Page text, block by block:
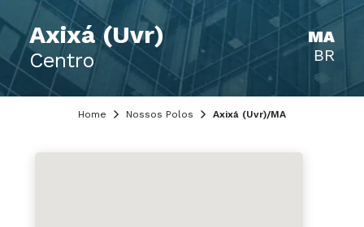
Axixá (Uvr)
Centro
MA
BR
Home Nossos Polos Axixá (Uvr)/MA